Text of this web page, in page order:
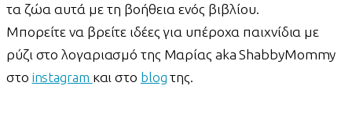
τα ζώα αυτά με τη βοήθεια ενός βιβλίου.
Μπορείτε να βρείτε ιδέες για υπέροχα παιχνίδια με
ρύζι στο λογαριασμό της Μαρίας aka ShabbyMommy
στο instagram και στο blog της.